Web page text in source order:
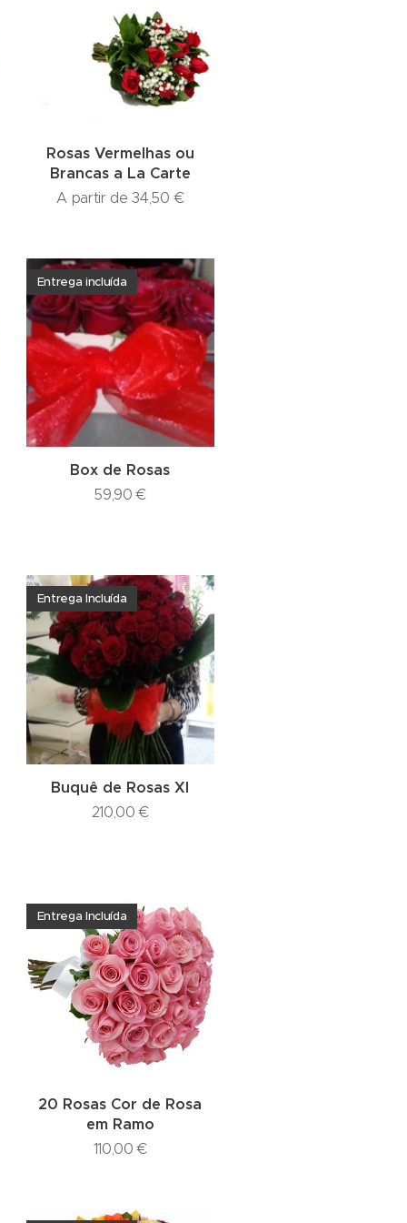
Rosas Vermelhas ou
Brancas a La Carte
A partir de34,50 €
Box de Rosas
Entrega incluída
59,90 €
Buquê de Rosas Xl
Entrega Incluída
210,00 €
20 Rosas Cor de Rosa
em Ramo
Entrega Incluída
110,00 €